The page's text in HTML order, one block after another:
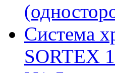
Система
SORTEX